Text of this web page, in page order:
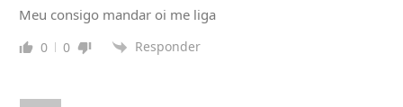
Meu consigo mandar oi me liga
0 0 Responder